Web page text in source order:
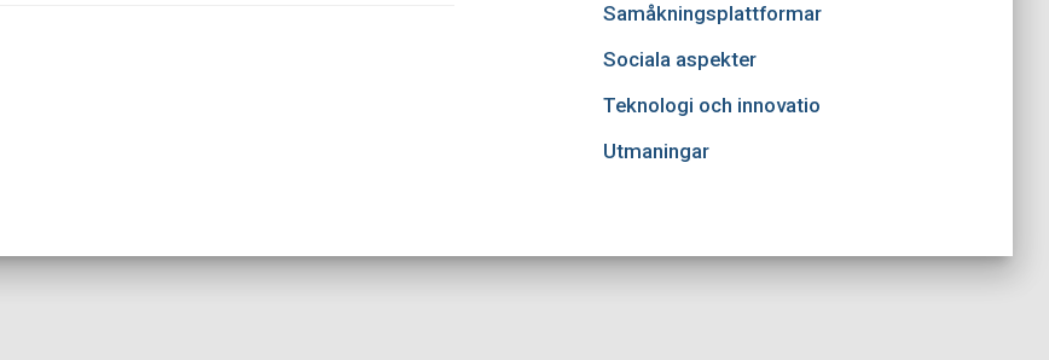
Samåkningsplattformar
Sociala aspekter
Teknologi och innovatio
Utmaningar